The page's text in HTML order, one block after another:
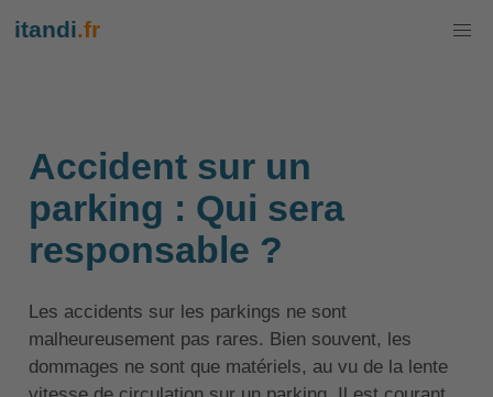
itandi.fr
Accident sur un
parking : Qui sera
responsable ?
Les accidents sur les parkings ne sont
malheureusement pas rares. Bien souvent, les
dommages ne sont que matériels, au vu de la lente